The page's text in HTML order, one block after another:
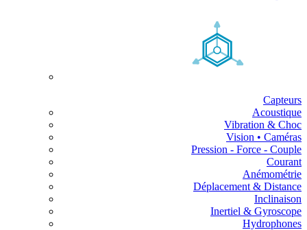
Capteurs
Acoustique
Vibration & Choc
Vision • Caméras
Pression - Force - Couple
Courant
Anémométrie
Déplacement & Distance
Inclinaison
Inertiel & Gyroscope
Hydrophones